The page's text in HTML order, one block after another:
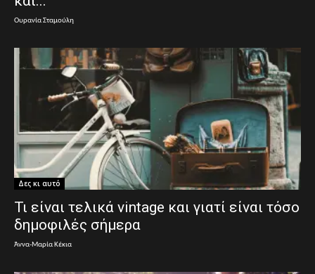
Ουρανία Σταμούλη
Δες κι αυτό
Τι είναι τελικά vintage και γιατί είναι τόσο
δημοφιλές σήμερα
Άννα-Μαρία Κέκια